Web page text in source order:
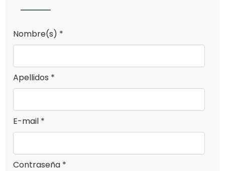
Nombre(s) *
Apellidos *
E-mail *
Contraseña *